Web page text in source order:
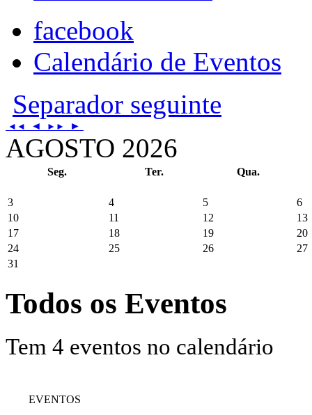
facebook
Calendário de Eventos
Separador seguinte
◄◄ ◄ ►► ►
AGOSTO 2026
Seg. Ter. Qua.
3 4 5
6
10
11 12
13
17
18 19
20
24
25 26
27
31
Todos os Eventos
Tem 4 eventos no calendário
EVENTOS